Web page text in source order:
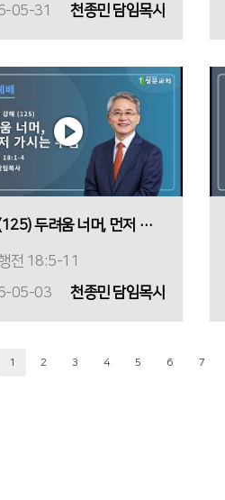
05-31
천종민 담임목사
강해(125) 두려움 너머, 먼저 가시는 주님
전 18:5-11
05-03
천종민 담임목사
1 2 3 4 5 6 7